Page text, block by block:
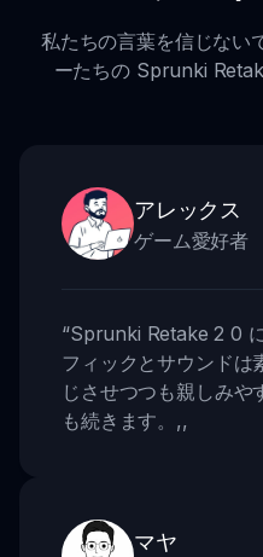
私たちの言葉を信じない
ーたちの Sprunki
アレックス
ゲーム愛好者
“Sprunki Retake 2 0
フィックとサウンドは
じさせつつも親しみや
も続きます。 ,,
マヤ